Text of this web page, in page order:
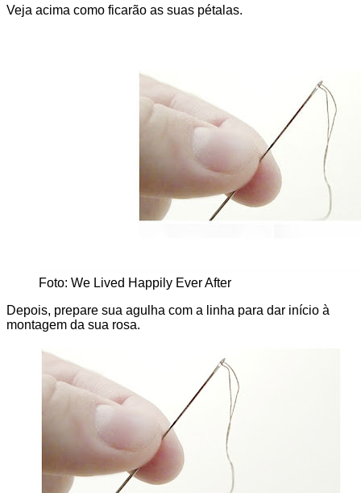
Veja acima como ficarão as suas pétalas.
Foto: We Lived Happily Ever After
Depois, prepare sua agulha com a linha para dar início à
montagem da sua rosa.